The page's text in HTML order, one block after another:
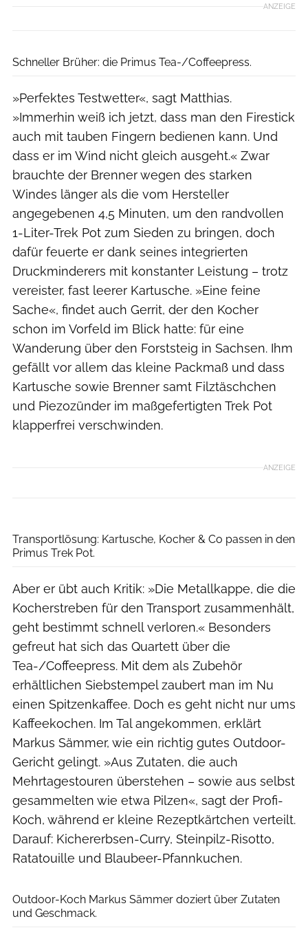
ANZEIGE
Schneller Brüher: die Primus Tea-/Coffeepress.
»Perfektes Testwetter«, sagt Matthias.
»Immerhin weiß ich jetzt, dass man den Firestick
auch mit tauben Fingern bedienen kann. Und
dass er im Wind nicht gleich ausgeht.« Zwar
brauchte der Brenner wegen des starken
Windes länger als die vom Hersteller
angegebenen 4,5 Minuten, um den randvollen
1-Liter-Trek Pot zum Sieden zu bringen, doch
dafür feuerte er dank seines integrierten
Druckminderers mit konstanter Leistung – trotz
vereister, fast leerer Kartusche. »Eine feine
Sache«, findet auch Gerrit, der den Kocher
schon im Vorfeld im Blick hatte: für eine
Wanderung über den Forststeig in Sachsen. Ihm
gefällt vor allem das kleine Packmaß und dass
Kartusche sowie Brenner samt Filztäschchen
und Piezozünder im maßgefertigten Trek Pot
klapperfrei verschwinden.
ANZEIGE
Transportlösung: Kartusche, Kocher & Co passen in den
Primus Trek Pot.
Aber er übt auch Kritik: »Die Metallkappe, die die
Kocherstreben für den Transport zusammenhält,
geht bestimmt schnell verloren.« Besonders
gefreut hat sich das Quartett über die
Tea-/Coffeepress. Mit dem als Zubehör
erhältlichen Siebstempel zaubert man im Nu
einen Spitzenkaffee. Doch es geht nicht nur ums
Kaffeekochen. Im Tal angekommen, erklärt
Markus Sämmer, wie ein richtig gutes Outdoor-
Gericht gelingt. »Aus Zutaten, die auch
Mehrtagestouren überstehen – sowie aus selbst
gesammelten wie etwa Pilzen«, sagt der Profi-
Koch, während er kleine Rezeptkärtchen verteilt.
Darauf: Kichererbsen-Curry, Steinpilz-Risotto,
Ratatouille und Blaubeer-Pfannkuchen.
Outdoor-Koch Markus Sämmer doziert über Zutaten
und Geschmack.